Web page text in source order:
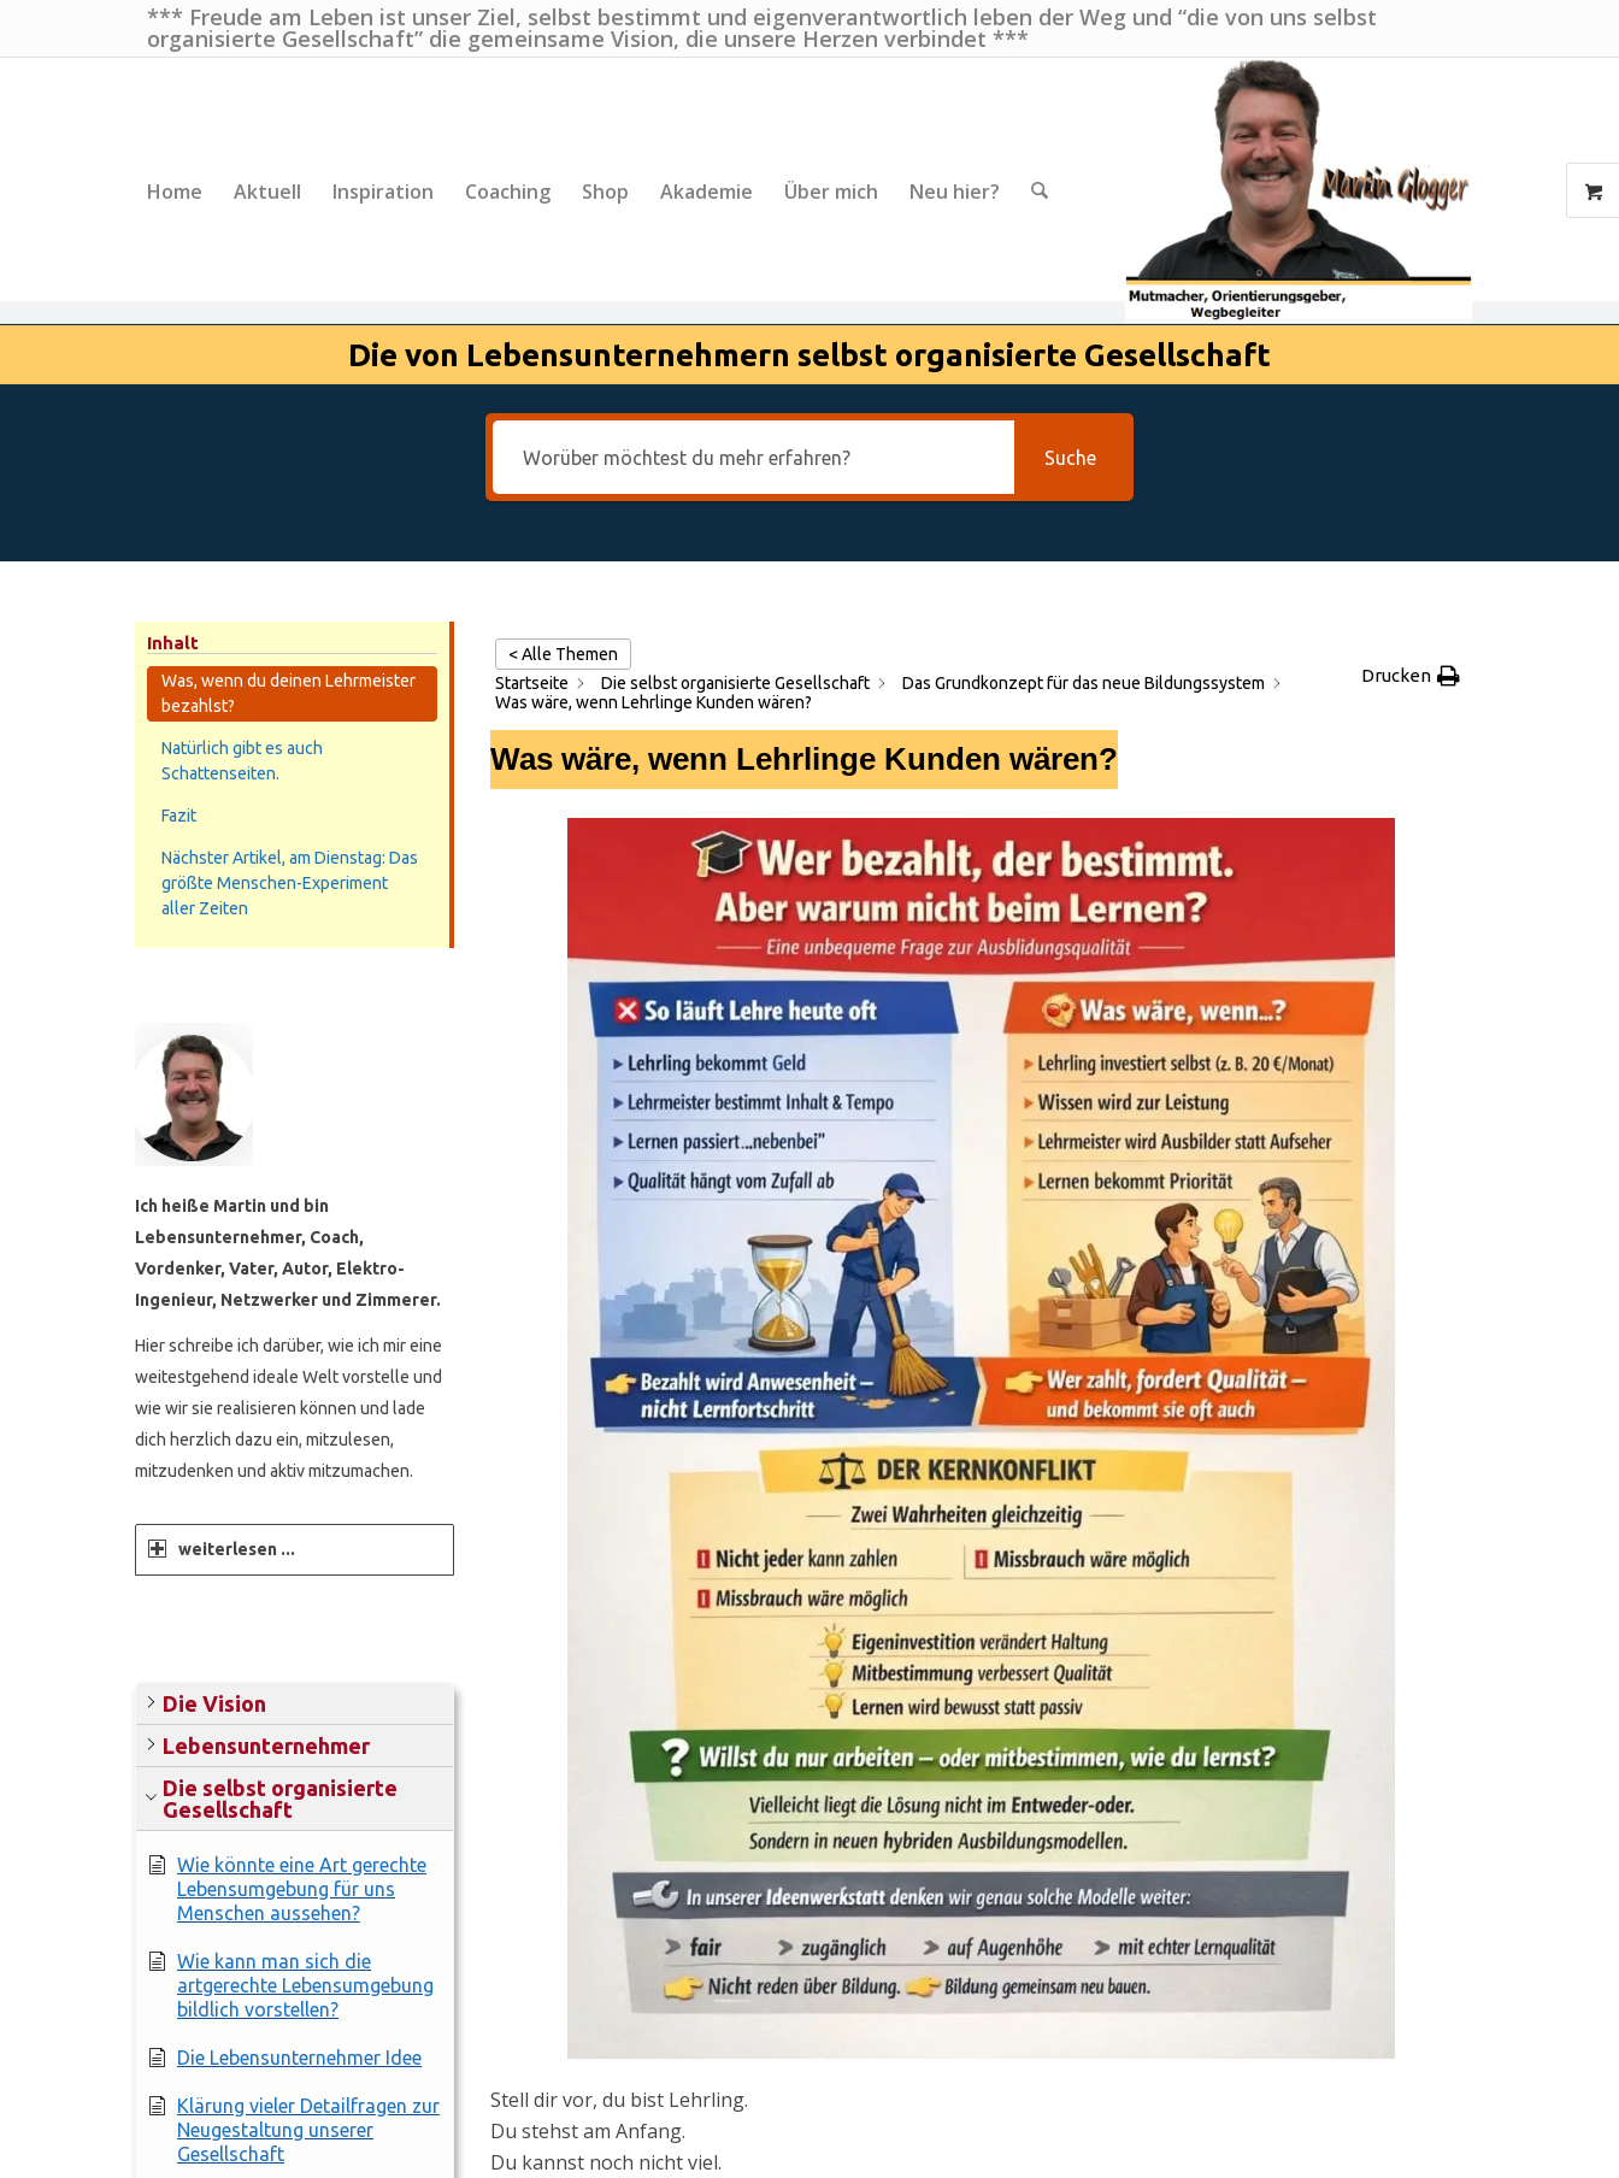
*** Freude am Leben ist unser Ziel, selbst bestimmt und eigenverantwortlich leben der Weg und “die von uns selbst
organisierte Gesellschaft” die gemeinsame Vision, die unsere Herzen verbindet ***
Home Aktuell Inspiration Coaching Shop Akademie Über mich Neu hier?
Die von Lebensunternehmern selbst organisierte Gesellschaft
Suche
Inhalt
Was, wenn du deinen Lehrmeister
bezahlst?
Natürlich gibt es auch
Schattenseiten.
Fazit
Nächster Artikel, am Dienstag: Das
größte Menschen-Experiment
aller Zeiten
Ich heiße Martin und bin
Lebensunternehmer, Coach,
Vordenker, Vater, Autor, Elektro-
Ingenieur, Netzwerker und Zimmerer.
Hier schreibe ich darüber, wie ich mir eine
weitestgehend ideale Welt vorstelle und
wie wir sie realisieren können und lade
dich herzlich dazu ein, mitzulesen,
mitzudenken und aktiv mitzumachen.
weiterlesen ...
Die Vision
Lebensunternehmer
Die selbst organisierte
Gesellschaft
Wie könnte eine Art gerechte
Lebensumgebung für uns
Menschen aussehen?
Wie kann man sich die
artgerechte Lebensumgebung
bildlich vorstellen?
Die Lebensunternehmer Idee
Klärung vieler Detailfragen zur
Neugestaltung unserer
Gesellschaft
< Alle Themen
Startseite
Die selbst organisierte Gesellschaft
Das Grundkonzept für das neue Bildungssystem
Was wäre, wenn Lehrlinge Kunden wären?
Drucken
Was wäre, wenn Lehrlinge Kunden wären?
Stell dir vor, du bist Lehrling.
Du stehst am Anfang.
Du kannst noch nicht viel.